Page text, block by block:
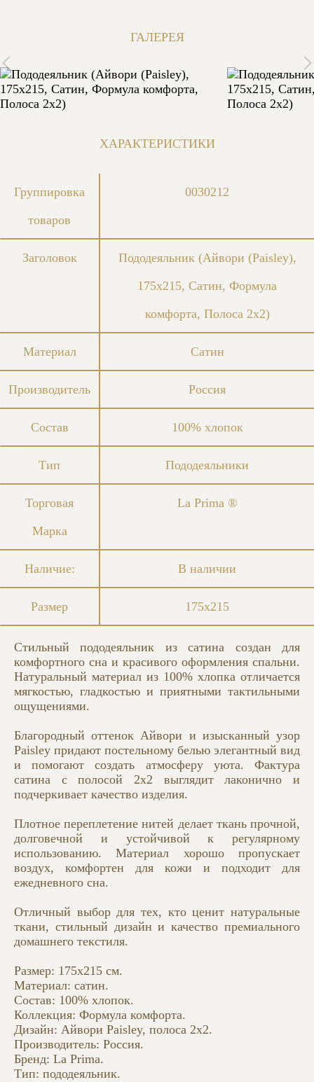
ГАЛЕРЕЯ
ХАРАКТЕРИСТИКИ
Группировка
товаров
0030212
Заголовок
Пододеяльник (Айвори (Paisley),
175x215, Сатин, Формула
комфорта, Полоса 2x2)
Материал Сатин
Производитель Россия
Состав 100% хлопок
Тип Пододеяльники
Торговая
Марка
La Prima ®
Наличие: В наличии
Размер 175х215
Стильный пододеяльник из сатина создан для
комфортного сна и красивого оформления спальни.
Натуральный материал из 100% хлопка отличается
мягкостью, гладкостью и приятными тактильными
ощущениями.
Благородный оттенок Айвори и изысканный узор
Paisley придают постельному белью элегантный вид
и помогают создать атмосферу уюта. Фактура
сатина с полосой 2x2 выглядит лаконично и
подчеркивает качество изделия.
Плотное переплетение нитей делает ткань прочной,
долговечной и устойчивой к регулярному
использованию. Материал хорошо пропускает
воздух, комфортен для кожи и подходит для
ежедневного сна.
Отличный выбор для тех, кто ценит натуральные
ткани, стильный дизайн и качество премиального
домашнего текстиля.
Размер: 175x215 см.
Материал: сатин.
Состав: 100% хлопок.
Коллекция: Формула комфорта.
Дизайн: Айвори Paisley, полоса 2x2.
Производитель: Россия.
Бренд: La Prima.
Тип: пододеяльник.